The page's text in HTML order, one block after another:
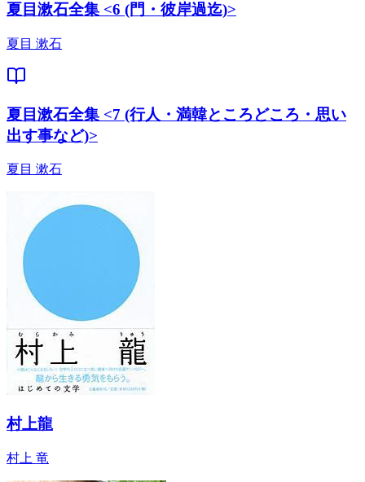
夏目漱石全集 <6 (門・彼岸過迄)>
夏目 漱石
夏目漱石全集 <7 (行人・満韓ところどころ・思い
出す事など)>
夏目 漱石
村上龍
村上 竜